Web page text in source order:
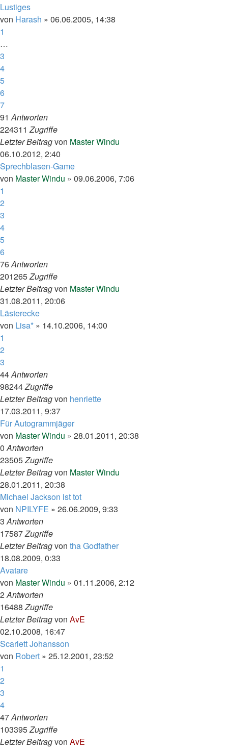
Lustiges
von Harash » 06.06.2005, 14:38
1
…
3
4
5
6
7
91Antworten
224311Zugriffe
Letzter Beitragvon Master Windu
06.10.2012, 2:40
Sprechblasen-Game
von Master Windu » 09.06.2006, 7:06
1
2
3
4
5
6
76Antworten
201265Zugriffe
Letzter Beitragvon Master Windu
31.08.2011, 20:06
Lästerecke
von Lisa* » 14.10.2006, 14:00
1
2
3
44Antworten
98244Zugriffe
Letzter Beitragvon henriette
17.03.2011, 9:37
Für Autogrammjäger
von Master Windu » 28.01.2011, 20:38
0Antworten
23505Zugriffe
Letzter Beitragvon Master Windu
28.01.2011, 20:38
Michael Jackson ist tot
von NPILYFE » 26.06.2009, 9:33
3Antworten
17587Zugriffe
Letzter Beitragvon tha Godfather
18.08.2009, 0:33
Avatare
von Master Windu » 01.11.2006, 2:12
2Antworten
16488Zugriffe
Letzter Beitragvon AvE
02.10.2008, 16:47
Scarlett Johansson
von Robert » 25.12.2001, 23:52
1
2
3
4
47Antworten
103395Zugriffe
Letzter Beitragvon AvE